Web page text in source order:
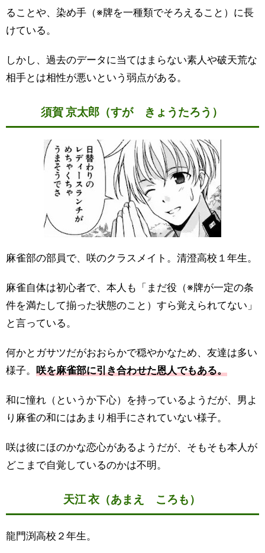
ることや、染め手（※牌を一種類でそろえること）に長
けている。
しかし、過去のデータに当てはまらない素人や破天荒な
相手とは相性が悪いという弱点がある。
須賀 京太郎（すが きょうたろう）
麻雀部の部員で、咲のクラスメイト。清澄高校１年生。
麻雀自体は初心者で、本人も「まだ役（※牌が一定の条
件を満たして揃った状態のこと）すら覚えられてない」
と言っている。
何かとガサツだがおおらかで穏やかなため、友達は多い
様子。 咲を麻雀部に引き合わせた恩人でもある。
和に憧れ（というか下心）を持っているようだが、男よ
り麻雀の和にはあまり相手にされていない様子。
咲は彼にほのかな恋心があるようだが、そもそも本人が
どこまで自覚しているのかは不明。
天江 衣（あまえ ころも）
龍門渕高校２年生。